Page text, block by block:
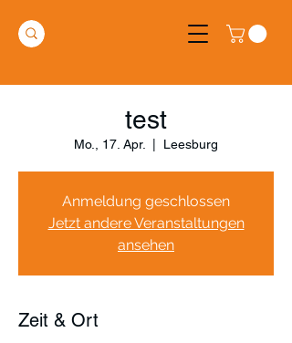
test
Mo., 17. Apr. Leesburg
Anmeldung geschlossen
Jetzt andere Veranstaltungen
ansehen
Zeit & Ort